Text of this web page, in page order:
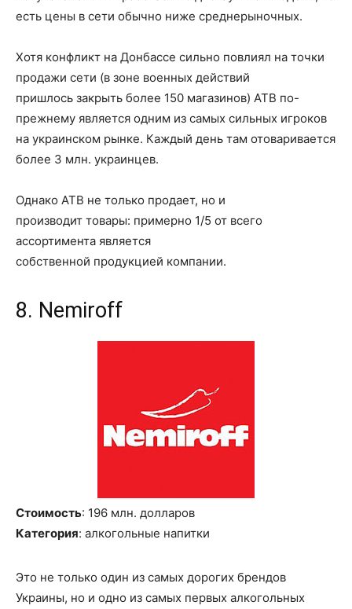
есть цены в сети обычно ниже среднерыночных.
Хотя конфликт на Донбассе сильно повлиял на точки
продажи сети (в зоне военных действий
пришлось закрыть более 150 магазинов) АТВ по-
прежнему является одним из самых сильных игроков
на украинском рынке. Каждый день там отоваривается
более 3 млн. украинцев.
Однако АТВ не только продает, но и
производит товары: примерно 1/5 от всего
ассортимента является
собственной продукцией компании.
8. Nemiroff
Стоимость: 196 млн. долларов
Категория: алкогольные напитки
Это не только один из самых дорогих брендов
Украины, но и одно из самых первых алкогольных